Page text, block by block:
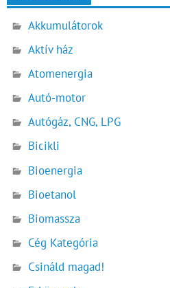
Akkumulátorok
Aktív ház
Atomenergia
Autó-motor
Autógáz, CNG, LPG
Bicikli
Bioenergia
Bioetanol
Biomassza
Cég Kategória
Csináld magad!